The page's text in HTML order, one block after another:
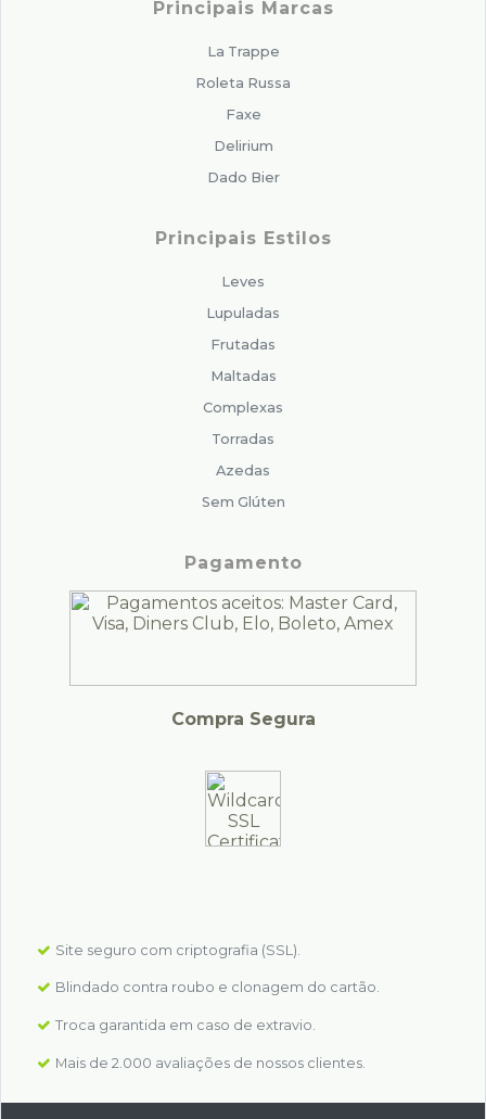
Principais Marcas
La Trappe
Roleta Russa
Faxe
Delirium
Dado Bier
Principais Estilos
Leves
Lupuladas
Frutadas
Maltadas
Complexas
Torradas
Azedas
Sem Glúten
Pagamento
Compra Segura
Site seguro com criptografia (SSL).
Blindado contra roubo e clonagem do cartão.
Troca garantida em caso de extravio.
Mais de 2.000 avaliações de nossos clientes.